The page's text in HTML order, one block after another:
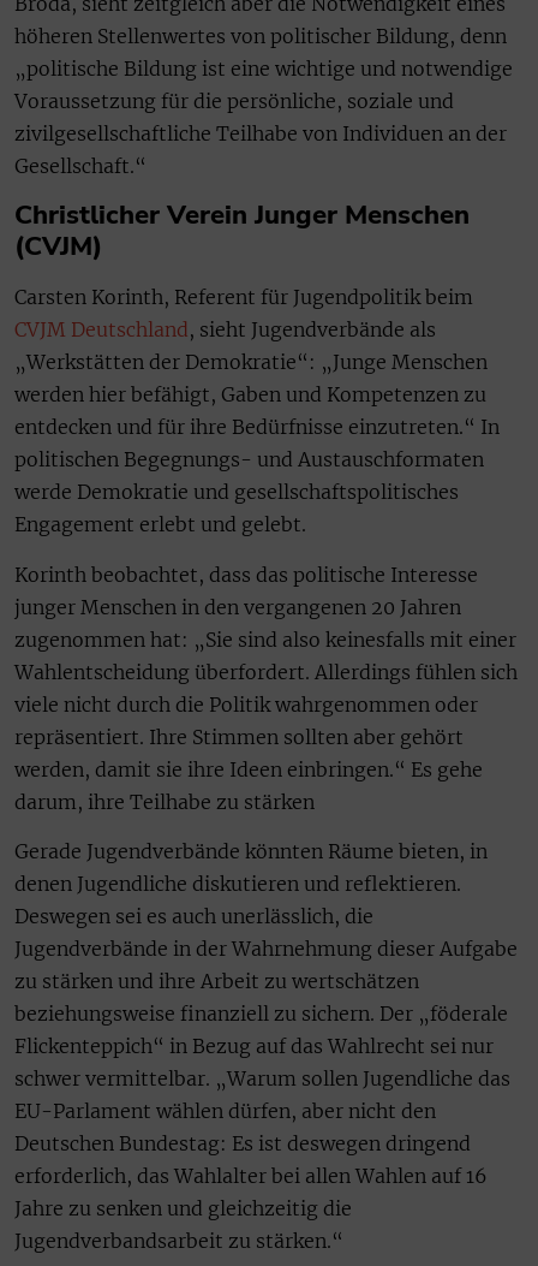
höheren Stellenwertes von politischer Bildung, denn
„politische Bildung ist eine wichtige und notwendige
Voraussetzung für die persönliche, soziale und
zivilgesellschaftliche Teilhabe von Individuen an der
Gesellschaft.“
Christlicher Verein Junger Menschen
(CVJM)
Carsten Korinth, Referent für Jugendpolitik beim
CVJM Deutschland, sieht Jugendverbände als
„Werkstätten der Demokratie“: „Junge Menschen
werden hier befähigt, Gaben und Kompetenzen zu
entdecken und für ihre Bedürfnisse einzutreten.“ In
politischen Begegnungs- und Austauschformaten
werde Demokratie und gesellschaftspolitisches
Engagement erlebt und gelebt.
Korinth beobachtet, dass das politische Interesse
junger Menschen in den vergangenen 20 Jahren
zugenommen hat: „Sie sind also keinesfalls mit einer
Wahlentscheidung überfordert. Allerdings fühlen sich
viele nicht durch die Politik wahrgenommen oder
repräsentiert. Ihre Stimmen sollten aber gehört
werden, damit sie ihre Ideen einbringen.“ Es gehe
darum, ihre Teilhabe zu stärken
Gerade Jugendverbände könnten Räume bieten, in
denen Jugendliche diskutieren und reflektieren.
Deswegen sei es auch unerlässlich, die
Jugendverbände in der Wahrnehmung dieser Aufgabe
zu stärken und ihre Arbeit zu wertschätzen
beziehungsweise finanziell zu sichern. Der „föderale
Flickenteppich“ in Bezug auf das Wahlrecht sei nur
schwer vermittelbar. „Warum sollen Jugendliche das
EU-Parlament wählen dürfen, aber nicht den
Deutschen Bundestag: Es ist deswegen dringend
erforderlich, das Wahlalter bei allen Wahlen auf 16
Jahre zu senken und gleichzeitig die
Jugendverbandsarbeit zu stärken.“